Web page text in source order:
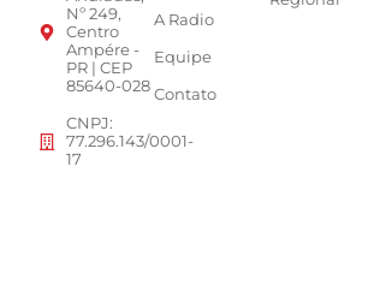
Nº 249,
Centro
Ampére -
PR | CEP
85640-028
CNPJ:
77.296.143/0001-
17
A Radio
Equipe
Contato